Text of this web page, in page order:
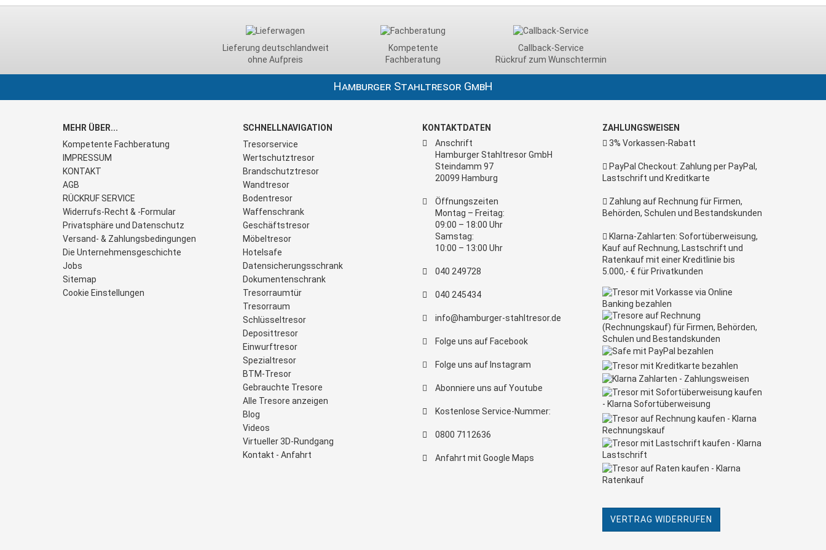
Lieferung deutschlandweit
ohne Aufpreis
Kompetente
Fachberatung
Callback-Service
Rückruf zum Wunschtermin
Hamburger Stahltresor GmbH
MEHR ÜBER...
Kompetente Fachberatung
IMPRESSUM
KONTAKT
AGB
RÜCKRUF SERVICE
Widerrufs-Recht & -Formular
Privatsphäre und Datenschutz
Versand- & Zahlungsbedingungen
Die Unternehmensgeschichte
Jobs
Sitemap
Cookie Einstellungen
SCHNELLNAVIGATION
Tresorservice
Wertschutztresor
Brandschutztresor
Wandtresor
Bodentresor
Waffenschrank
Geschäftstresor
Möbeltresor
Hotelsafe
Datensicherungsschrank
Dokumentenschrank
Tresorraumtür
Tresorraum
Schlüsseltresor
Deposittresor
Einwurftresor
Spezialtresor
BTM-Tresor
Gebrauchte Tresore
Alle Tresore anzeigen
Blog
Videos
Virtueller 3D-Rundgang
Kontakt - Anfahrt
KONTAKTDATEN
Anschrift
Hamburger Stahltresor GmbH
Steindamm 97
20099 Hamburg
Öffnungszeiten
Montag – Freitag:
09:00 – 18:00 Uhr
Samstag:
10:00 – 13:00 Uhr
040 249728
040 245434
info@hamburger-stahltresor.de
Folge uns auf Facebook
Folge uns auf Instagram
Abonniere uns auf Youtube
Kostenlose Service-Nummer:
0800 7112636
Anfahrt mit Google Maps
ZAHLUNGSWEISEN
3% Vorkassen-Rabatt
PayPal Checkout: Zahlung per PayPal,
Lastschrift und Kreditkarte
Zahlung auf Rechnung für Firmen,
Behörden, Schulen und Bestandskunden
Klarna-Zahlarten: Sofortüberweisung,
Kauf auf Rechnung, Lastschrift und
Ratenkauf mit einer Kreditlinie bis
5.000,- € für Privatkunden
VERTRAG WIDERRUFEN